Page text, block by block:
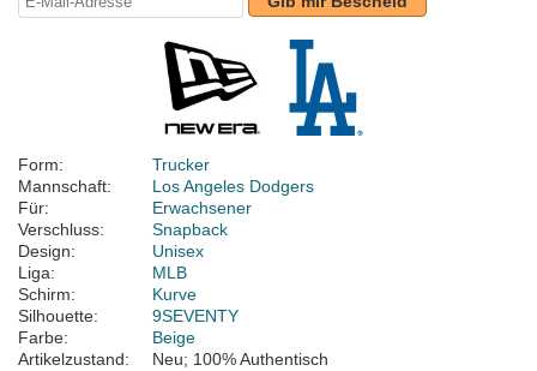
Form:
Trucker
Mannschaft:
Los Angeles Dodgers
Für:
Erwachsener
Verschluss:
Snapback
Design:
Unisex
Liga:
MLB
Schirm:
Kurve
Silhouette:
9SEVENTY
Farbe:
Beige
Artikelzustand:
Neu; 100% Authentisch